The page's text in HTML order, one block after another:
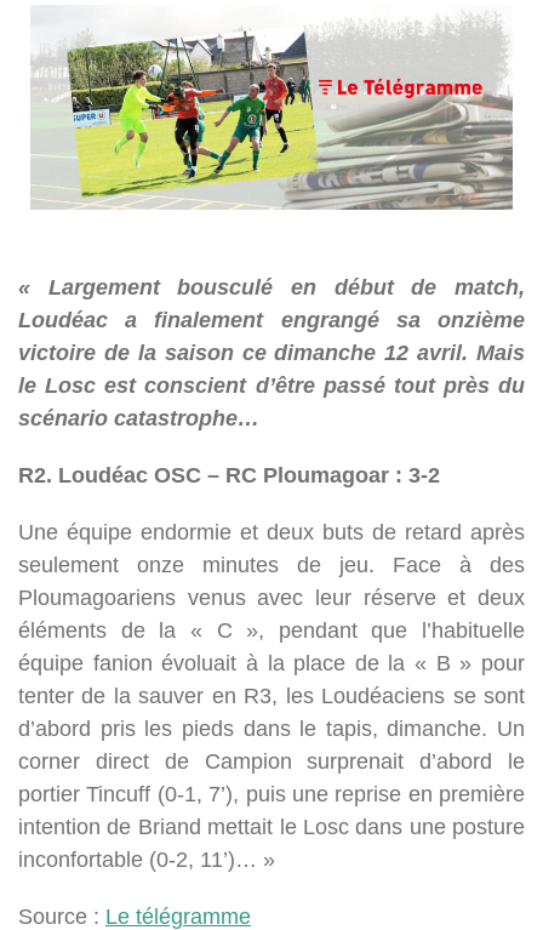
« Largement bousculé en début de match,
Loudéac a finalement engrangé sa onzième
victoire de la saison ce dimanche 12 avril. Mais
le Losc est conscient d’être passé tout près du
scénario catastrophe…
R2. Loudéac OSC – RC Ploumagoar : 3-2
Une équipe endormie et deux buts de retard après
seulement onze minutes de jeu. Face à des
Ploumagoariens venus avec leur réserve et deux
éléments de la « C », pendant que l’habituelle
équipe fanion évoluait à la place de la « B » pour
tenter de la sauver en R3, les Loudéaciens se sont
d’abord pris les pieds dans le tapis, dimanche. Un
corner direct de Campion surprenait d’abord le
portier Tincuff (0-1, 7’), puis une reprise en première
intention de Briand mettait le Losc dans une posture
inconfortable (0-2, 11’)… »
Source : Le télégramme